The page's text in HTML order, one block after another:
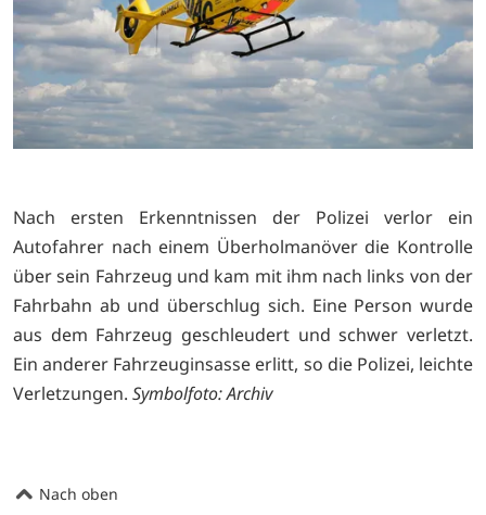
Nach ersten Erkenntnissen der Polizei verlor ein
Autofahrer nach einem Überholmanöver die Kontrolle
über sein Fahrzeug und kam mit ihm nach links von der
Fahrbahn ab und überschlug sich. Eine Person wurde
aus dem Fahrzeug geschleudert und schwer verletzt.
Ein anderer Fahrzeuginsasse erlitt, so die Polizei, leichte
Verletzungen. Symbolfoto: Archiv
Nach oben